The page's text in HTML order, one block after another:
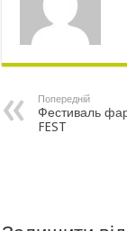
Попередній
Фестиваль
FEST